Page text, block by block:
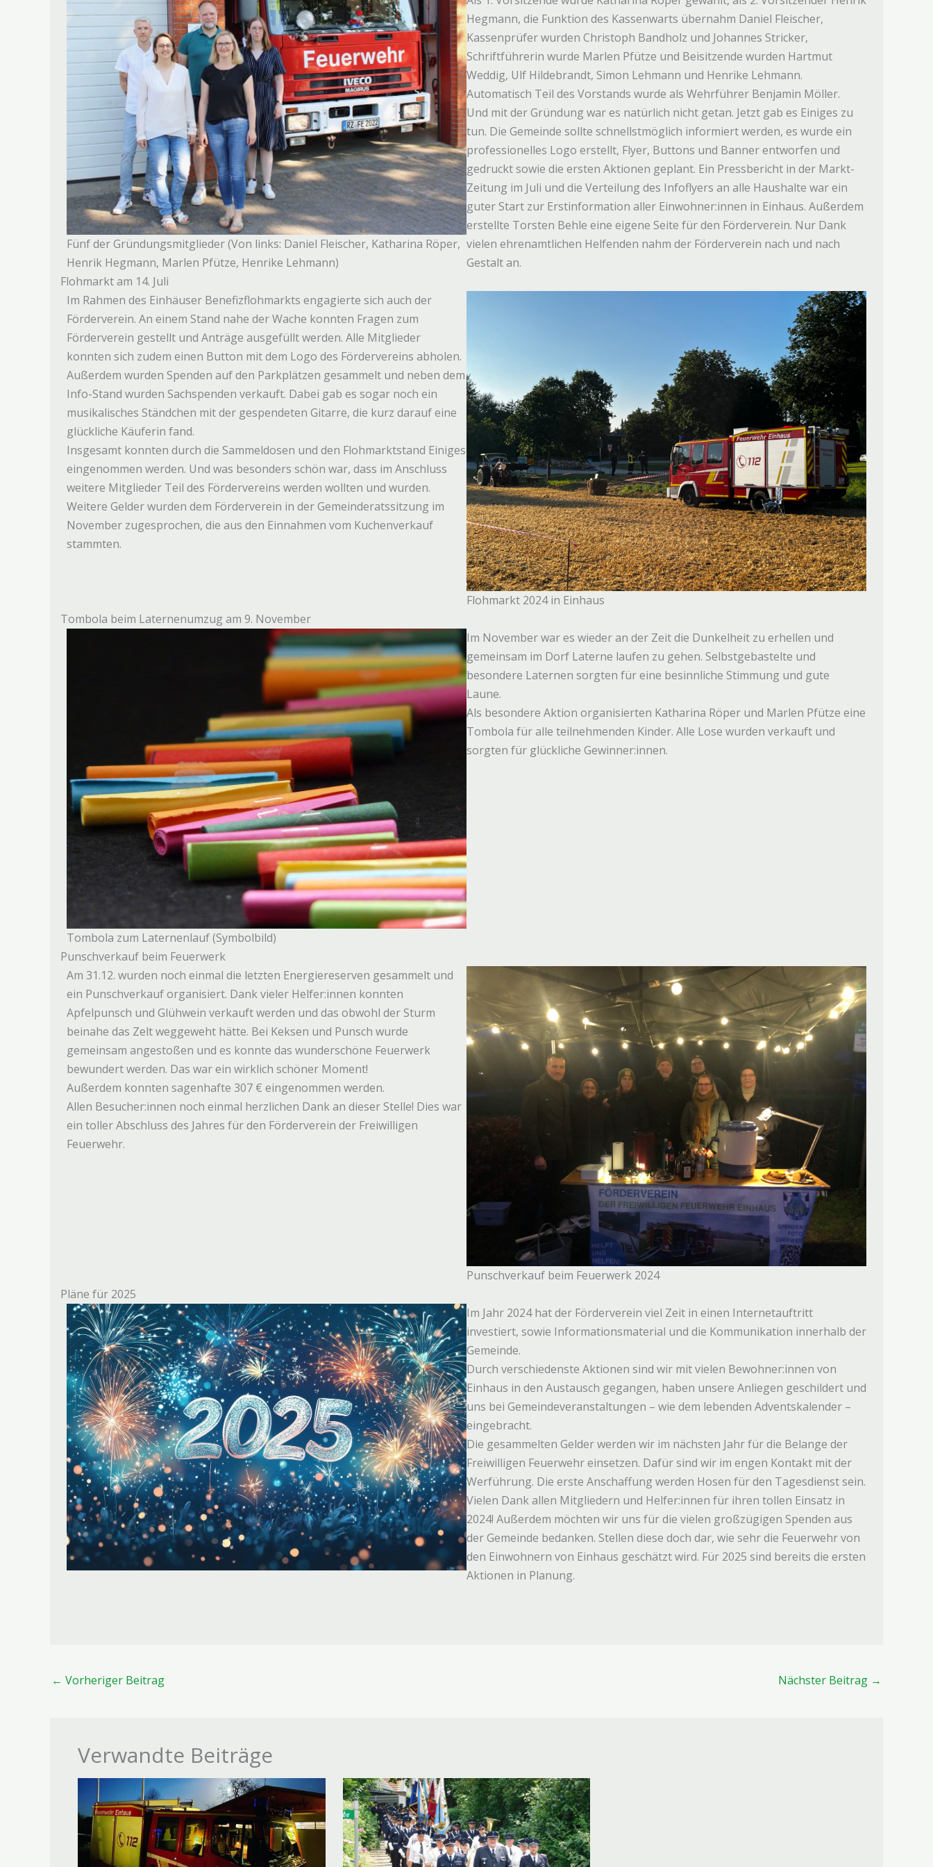
Fünf der Gründungsmitglieder (Von links: Daniel Fleischer, Katharina Röper,
Henrik Hegmann, Marlen Pfütze, Henrike Lehmann)
Hegmann, die Funktion des Kassenwarts übernahm Daniel Fleischer,
Kassenprüfer wurden Christoph Bandholz und Johannes Stricker,
Schriftführerin wurde Marlen Pfütze und Beisitzende wurden Hartmut
Weddig, Ulf Hildebrandt, Simon Lehmann und Henrike Lehmann.
Automatisch Teil des Vorstands wurde als Wehrführer Benjamin Möller.
Und mit der Gründung war es natürlich nicht getan. Jetzt gab es Einiges zu
tun. Die Gemeinde sollte schnellstmöglich informiert werden, es wurde ein
professionelles Logo erstellt, Flyer, Buttons und Banner entworfen und
gedruckt sowie die ersten Aktionen geplant. Ein Pressbericht in der Markt-
Zeitung im Juli und die Verteilung des Infoflyers an alle Haushalte war ein
guter Start zur Erstinformation aller Einwohner:innen in Einhaus. Außerdem
erstellte Torsten Behle eine eigene Seite für den Förderverein. Nur Dank
vielen ehrenamtlichen Helfenden nahm der Förderverein nach und nach
Gestalt an.
Flohmarkt am 14. Juli
Im Rahmen des Einhäuser Benefizflohmarkts engagierte sich auch der
Förderverein. An einem Stand nahe der Wache konnten Fragen zum
Förderverein gestellt und Anträge ausgefüllt werden. Alle Mitglieder
konnten sich zudem einen Button mit dem Logo des Fördervereins abholen.
Außerdem wurden Spenden auf den Parkplätzen gesammelt und neben dem
Info-Stand wurden Sachspenden verkauft. Dabei gab es sogar noch ein
musikalisches Ständchen mit der gespendeten Gitarre, die kurz darauf eine
glückliche Käuferin fand.
Insgesamt konnten durch die Sammeldosen und den Flohmarktstand Einiges
eingenommen werden. Und was besonders schön war, dass im Anschluss
weitere Mitglieder Teil des Fördervereins werden wollten und wurden.
Weitere Gelder wurden dem Förderverein in der Gemeinderatssitzung im
November zugesprochen, die aus den Einnahmen vom Kuchenverkauf
stammten.
Flohmarkt 2024 in Einhaus
Tombola beim Laternenumzug am 9. November
Tombola zum Laternenlauf (Symbolbild)
Im November war es wieder an der Zeit die Dunkelheit zu erhellen und
gemeinsam im Dorf Laterne laufen zu gehen. Selbstgebastelte und
besondere Laternen sorgten für eine besinnliche Stimmung und gute
Laune.
Als besondere Aktion organisierten Katharina Röper und Marlen Pfütze eine
Tombola für alle teilnehmenden Kinder. Alle Lose wurden verkauft und
sorgten für glückliche Gewinner:innen.
Punschverkauf beim Feuerwerk
Am 31.12. wurden noch einmal die letzten Energiereserven gesammelt und
ein Punschverkauf organisiert. Dank vieler Helfer:innen konnten
Apfelpunsch und Glühwein verkauft werden und das obwohl der Sturm
beinahe das Zelt weggeweht hätte. Bei Keksen und Punsch wurde
gemeinsam angestoßen und es konnte das wunderschöne Feuerwerk
bewundert werden. Das war ein wirklich schöner Moment!
Außerdem konnten sagenhafte 307 € eingenommen werden.
Allen Besucher:innen noch einmal herzlichen Dank an dieser Stelle! Dies war
ein toller Abschluss des Jahres für den Förderverein der Freiwilligen
Feuerwehr.
Punschverkauf beim Feuerwerk 2024
Pläne für 2025
Im Jahr 2024 hat der Förderverein viel Zeit in einen Internetauftritt
investiert, sowie Informationsmaterial und die Kommunikation innerhalb der
Gemeinde.
Durch verschiedenste Aktionen sind wir mit vielen Bewohner:innen von
Einhaus in den Austausch gegangen, haben unsere Anliegen geschildert und
uns bei Gemeindeveranstaltungen – wie dem lebenden Adventskalender –
eingebracht.
Die gesammelten Gelder werden wir im nächsten Jahr für die Belange der
Freiwilligen Feuerwehr einsetzen. Dafür sind wir im engen Kontakt mit der
Werführung. Die erste Anschaffung werden Hosen für den Tagesdienst sein.
Vielen Dank allen Mitgliedern und Helfer:innen für ihren tollen Einsatz in
2024! Außerdem möchten wir uns für die vielen großzügigen Spenden aus
der Gemeinde bedanken. Stellen diese doch dar, wie sehr die Feuerwehr von
den Einwohnern von Einhaus geschätzt wird. Für 2025 sind bereits die ersten
Aktionen in Planung.
← Vorheriger Beitrag Nächster Beitrag →
Verwandte Beiträge